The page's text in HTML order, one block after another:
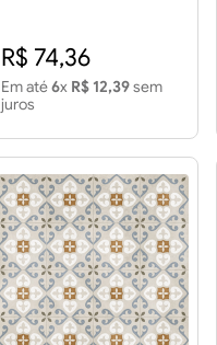
R$ 74,36
Em até6x R$ 12,39sem
juros